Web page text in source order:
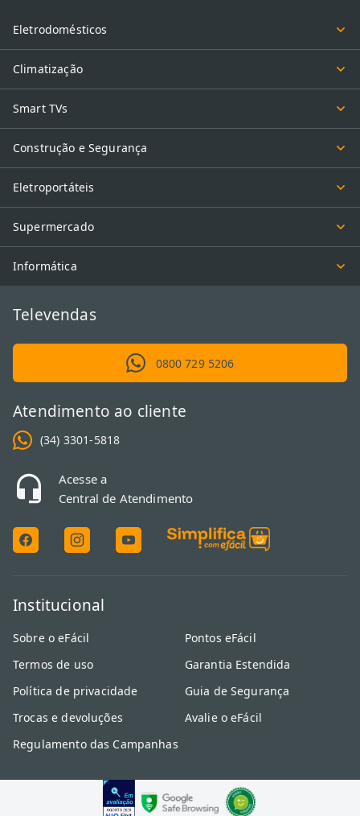
Eletrodomésticos
Climatização
Smart TVs
Construção e Segurança
Eletroportáteis
Supermercado
Informática
Televendas
0800 729 5206
Atendimento ao cliente
(34) 3301-5818
Acesse a
Central de Atendimento
Institucional
Sobre o eFácil
Termos de uso
Política de privacidade
Trocas e devoluções
Regulamento das Campanhas
Pontos eFácil
Garantia Estendida
Guia de Segurança
Avalie o eFácil